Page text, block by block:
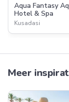
Aqua Fantasy
Hotel & Spa
Kusadasi
Meer